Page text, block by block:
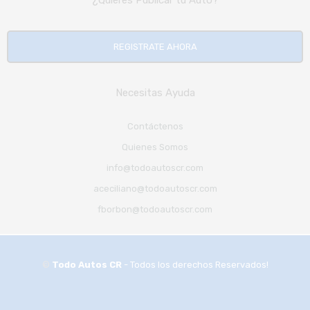
REGISTRATE AHORA
Necesitas Ayuda
Contáctenos
Quienes Somos
info@todoautoscr.com
aceciliano@todoautoscr.com
fborbon@todoautoscr.com
Todo Autos CR - Todos los derechos Reservados!